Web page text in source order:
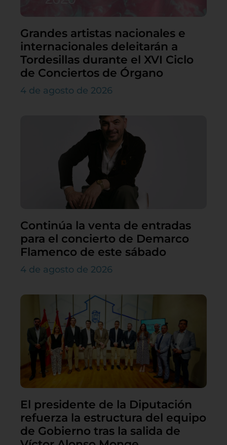
Grandes artistas nacionales e
internacionales deleitarán a
Tordesillas durante el XVI Ciclo
de Conciertos de Órgano
4 de agosto de 2026
Continúa la venta de entradas
para el concierto de Demarco
Flamenco de este sábado
4 de agosto de 2026
El presidente de la Diputación
refuerza la estructura del equipo
de Gobierno tras la salida de